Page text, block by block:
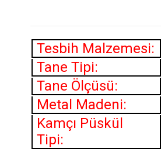
Tesbih Malzemesi:
Tane Tipi:
Tane Ölçüsü:
Metal Madeni:
Kamçı Püskül
Tipi: